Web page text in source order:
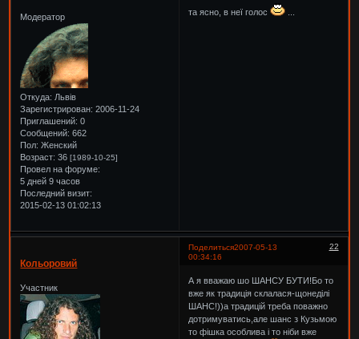
Модератор
Откуда: Львів
Зарегистрирован: 2006-11-24
Приглашений: 0
Сообщений: 662
Пол: Женский
Возраст: 36[1989-10-25]
Провел на форуме:
5 дней 9 часов
Последний визит:
2015-02-13 01:02:13
та ясно, в неї голос
Поделиться 22
2007-05-13
00:34:16
Кольоровий
Участник
А я вважаю шо ШАНСУ БУТИ!Бо то
вже як традиція склалася-щонеділі
ШАНС!))а традицій треба поважно
дотримуватись,але шанс з Кузьмою
то фішка особлива і то ніби вже